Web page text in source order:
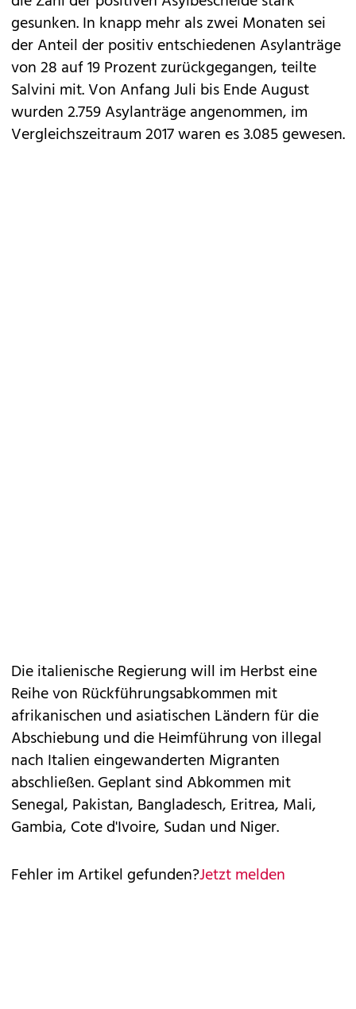
gesunken. In knapp mehr als zwei Monaten sei
der Anteil der positiv entschiedenen Asylanträge
von 28 auf 19 Prozent zurückgegangen, teilte
Salvini mit. Von Anfang Juli bis Ende August
wurden 2.759 Asylanträge angenommen, im
Vergleichszeitraum 2017 waren es 3.085 gewesen.
Die italienische Regierung will im Herbst eine
Reihe von Rückführungsabkommen mit
afrikanischen und asiatischen Ländern für die
Abschiebung und die Heimführung von illegal
nach Italien eingewanderten Migranten
abschließen. Geplant sind Abkommen mit
Senegal, Pakistan, Bangladesch, Eritrea, Mali,
Gambia, Cote d'Ivoire, Sudan und Niger.
Fehler im Artikel gefunden?Jetzt melden